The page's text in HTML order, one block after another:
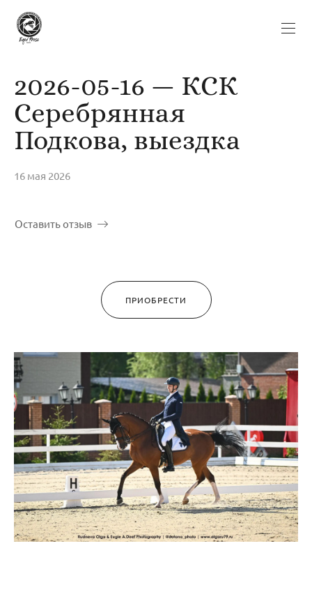
2026-05-16 — КСК
Серебрянная
Подкова, выездка
16 мая 2026
Оставить отзыв
ПРИОБРЕСТИ